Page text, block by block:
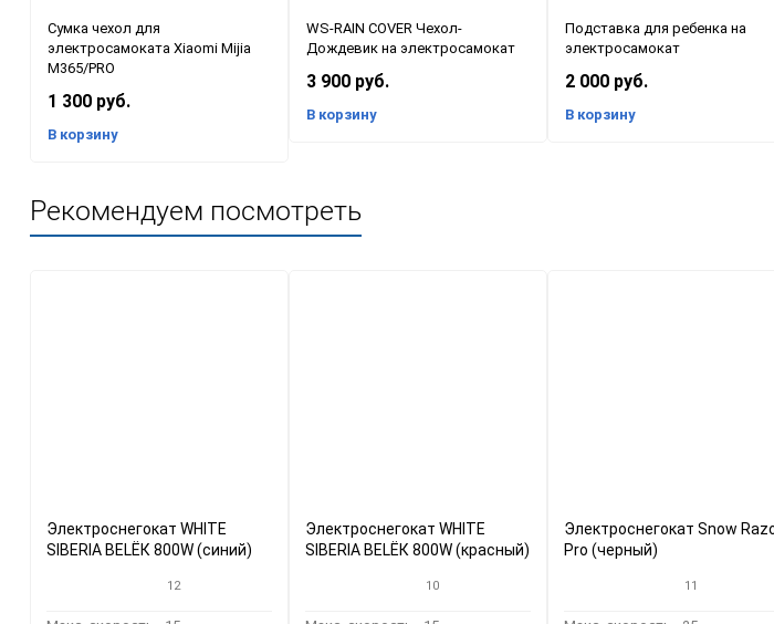
Сумка чехол для
электросамоката Xiaomi Mijia
M365/PRO
1 300 руб.
В корзину
WS-RAIN COVER Чехол-
Дождевик на электросамокат
3 900 руб.
В корзину
Подставка для ребенка на
электросамокат
2 000 руб.
В корзину
Рекомендуем посмотреть
Электроснегокат WHITE
SIBERIA BELЁК 800W (синий)
12
Электроснегокат WHITE
SIBERIA BELЁК 800W (красный)
10
Электроснегокат Snow
Pro (черный)
11